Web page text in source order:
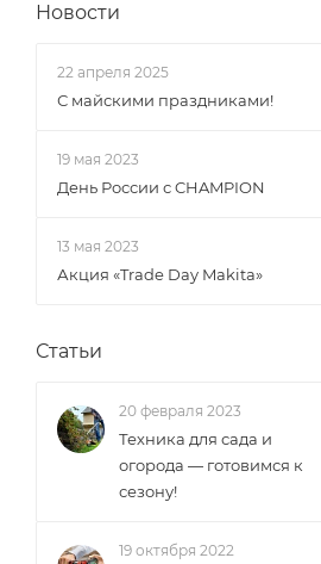
Новости
22 апреля 2025
С майскими праздниками!
19 мая 2023
День России с CHAMPION
13 мая 2023
Акция «Trade Day Makita»
Статьи
20 февраля 2023
Техника для сада и
огорода — готовимся к
сезону!
19 октября 2022